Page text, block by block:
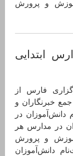
و پرورش
ابتدایی
فارس از
خبرنگاران و
دانش‌آموزان در
در مدارس هر
و پرورش
دانش‌آموزان